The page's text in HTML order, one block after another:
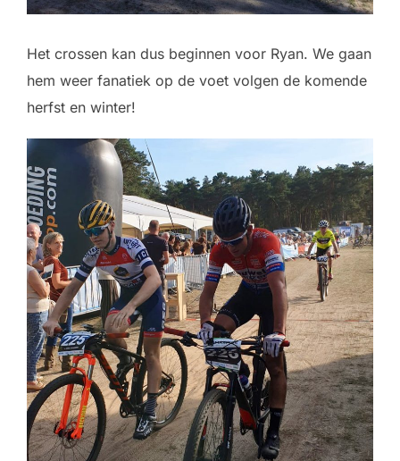
Het crossen kan dus beginnen voor Ryan. We gaan
hem weer fanatiek op de voet volgen de komende
herfst en winter!